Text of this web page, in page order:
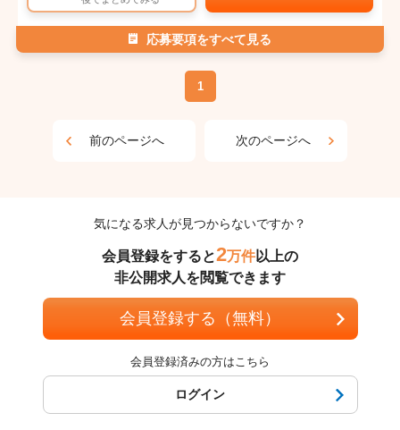
応募要項をすべて見る
1
前のページへ 次のページへ
気になる求人が見つからないですか？
会員登録をすると2万件以上の
非公開求人を閲覧できます
会員登録する（無料）
会員登録済みの方はこちら
ログイン